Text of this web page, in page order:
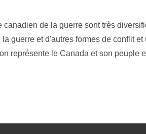
A TRACK
canadien de la guerre sont très
guerre et d'autres formes de conflit
représente le Canada et son peuple